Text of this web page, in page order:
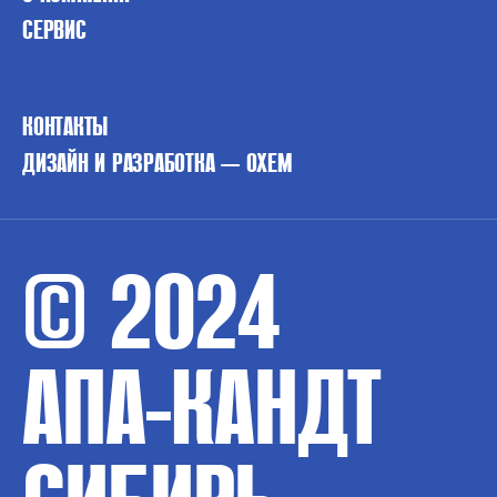
СЕРВИС
КОНТАКТЫ
ДИЗАЙН И РАЗРАБОТКА — OXEM
© 2024
АПА-КАНДТ